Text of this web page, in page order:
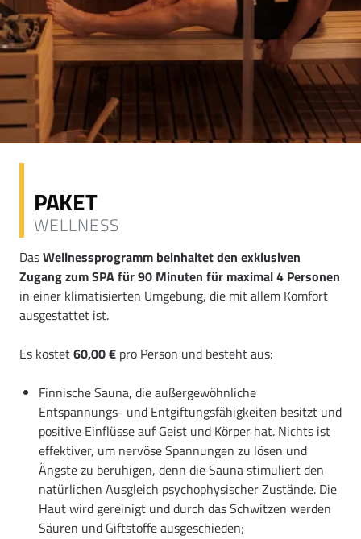
PAKET
WELLNESS
DasWellnessprogramm beinhaltet den exklusiven
Zugang zum SPA für 90 Minuten für maximal 4 Personen
in einer klimatisierten Umgebung, die mit allem Komfort
ausgestattet ist.
Es kostet60,00 € pro Person und besteht aus:
Finnische Sauna, die außergewöhnliche
Entspannungs- und Entgiftungsfähigkeiten besitzt und
positive Einflüsse auf Geist und Körper hat. Nichts ist
effektiver, um nervöse Spannungen zu lösen und
Ängste zu beruhigen, denn die Sauna stimuliert den
natürlichen Ausgleich psychophysischer Zustände. Die
Haut wird gereinigt und durch das Schwitzen werden
Säuren und Giftstoffe ausgeschieden;